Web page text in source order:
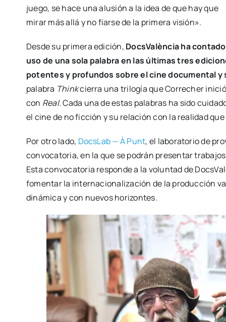
jue­go, se hace una alu­sión a la idea de que hay que
mirar más allá y no fiar­se de la pri­me­ra visión».
Des­de su pri­me­ra edi­ción, Docs­Va­lèn­cia ha
uso de una sola pala­bra en las últi­mas tres
poten­tes y pro­fun­dos sobre el cine docu­men­tal y
pala­bra Thinkcie­rra una tri­lo­gía que Corre­cher
con Real. Cada una de estas pala­bras ha sido
el cine de no fic­ción y su rela­ción con la reali­dad
Por otro lado, Docs­Lab — À Punt, el labo­ra­to­rio de
con­vo­ca­to­ria, en la que se podrán pre­sen­tar
Esta con­vo­ca­to­ria res­pon­de a la volun­tad de
fomen­tar la inter­na­cio­na­li­za­ción de la pro­duc­ción
diná­mi­ca y con nue­vos hori­zon­tes.